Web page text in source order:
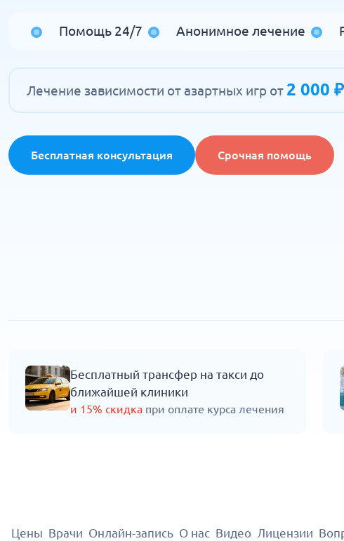
Помощь 24/7 Анонимное лечение
Лечение зависимости от азартных игр от 2 000 ₽
Бесплатная консультация Срочная помощь
Бесплатный трансфер на такси до
ближайшей клиники
и 15% скидка при оплате курса лечения
Цены Врачи Онлайн-запись О нас Видео Лицензии